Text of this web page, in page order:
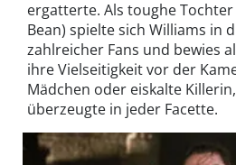
ergatterte. Als toughe Tochter
Bean) spielte sich Williams in
zahlreicher Fans und bewies
ihre Vielseitigkeit vor der
Mädchen oder eiskalte
überzeugte in jeder Facette.